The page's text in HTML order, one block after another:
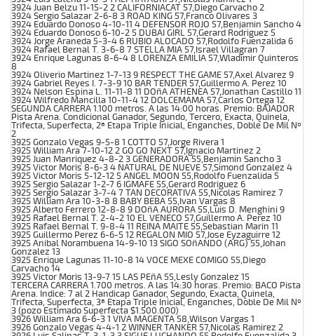
3924 Juan Belzu 11-15-2 2 CALIFORNIACAT 57,Diego Carvacho 2
3924 Sergio Salazar 2-6-8 3 ROAD KING 57,Franco Olivares 3
3924 Eduardo Donoso 4-10-11 4 DEFENSOR ROJO 57,Benjamin Sancho 4
3924 Eduardo Donoso 6-10-2 5 DUBAI GIRL 57,Gerard Rodriguez 5
3924 Jorge Araneda 5-3-4 6 RUBIO ALOCADO 57,Rodolfo Fuenzalida 6
3924 Rafael Bernal T. 3-6-8 7 STELLA MIA 57,Israel Villagran 7
3924 Enrique Lagunas 8-6-4 8 LORENZA EMILIA 57,Wladimir Quinteros
8
3924 Oliverio Martinez 1-7-13 9 RESPECT THE GAME 57,Axel Alvarez 9
3924 Gabriel Reyes I. 7-3-9 10 BAR TENDER 57,Guillermo A. Perez 10
3924 Nelson Espina L. 11-11-8 11 DOñA ATHENEA 57,Jonathan Castillo 11
3924 Wilfredo Mancilla 10-11-4 12 DOLCEMAMA 57,Carlos Ortega 12
SEGUNDA CARRERA 1.100 metros. A las 14:00 horas. Premio: BAJADOR
Pista Arena. Condicional Ganador, Segundo, Tercero, Exacta, Quinela,
Trifecta, Superfecta, 2ª Etapa Triple Inicial, Enganches, Doble De Mil Nº
2
3925 Gonzalo Vegas 9-5-8 1 COTTO 57,Jorge Rivera 1
3925 William Ara 7-10-12 2 GO GO NEXT 57,Ignacio Martinez 2
3925 Juan Manriquez 4-8-2 3 GENERADORA 55,Benjamin Sancho 3
3925 Victor Moris 8-6-3 4 NATURAL DE NUEVE 57,Simond Gonzalez 4
3925 Victor Moris 5-12-12 5 ANGEL MOON 55,Rodolfo Fuenzalida 5
3925 Sergio Salazar 1-2-7 6 IGMAFE 55,Gerard Rodriguez 6
3925 Sergio Salazar 3-7-4 7 TAN DECORATIVA 55,Nicolas Ramirez 7
3925 William Ara 10-3-8 8 BABY BEBA 55,Ivan Vargas 8
3925 Alberto Ferrero 12-8-8 9 DOñA AURORA 55,Luis D. Menghini 9
3925 Rafael Bernal T. 2-4-2 10 EL VENECO 57,Guillermo A. Perez 10
3925 Rafael Bernal T. 9-8-4 11 REINA MAITE 55,Sebastian Marin 11
3925 Guillermo Perez 6-6-5 12 REGALON MIO 57,Jose Eyzaguirre 12
3925 Anibal Norambuena 14-9-10 13 SIGO SOñANDO (ARG) 55,Johan
Gonzalez 13
3925 Enrique Lagunas 11-10-8 14 VOCE MEXE COMIGO 55,Diego
Carvacho 14
3925 Victor Moris 13-9-7 15 LAS PEñA 55,Lesly Gonzalez 15
TERCERA CARRERA 1.700 metros. A las 14:30 horas. Premio: BACO Pista
Arena. Indice: 7 al 2 Handicap Ganador, Segundo, Exacta, Quinela,
Trifecta, Superfecta, 3ª Etapa Triple Inicial, Enganches, Doble De Mil Nº
3 (pozo Estimado Superfecta $1.500.000)
3926 William Ara 6-6-3 1 VIVA MAGENTA 58,Wilson Vargas 1
3926 Gonzalo Vegas 4-4-1 2 WINNER TANKER 57,Nicolas Ramirez 2